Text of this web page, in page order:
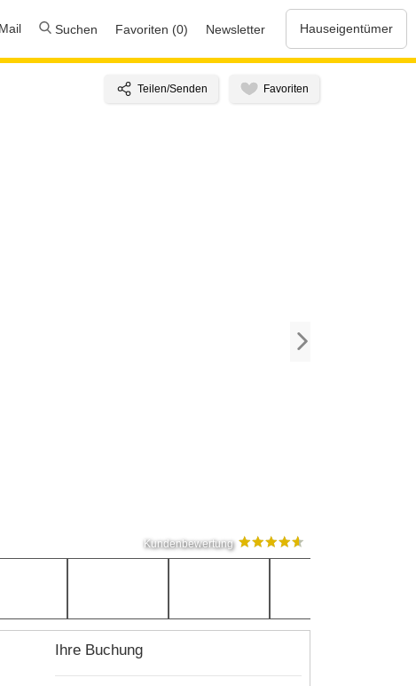
Suchen Favoriten (0) Newsletter Hauseigentümer
Kundenbewertung
Ihre Buchung